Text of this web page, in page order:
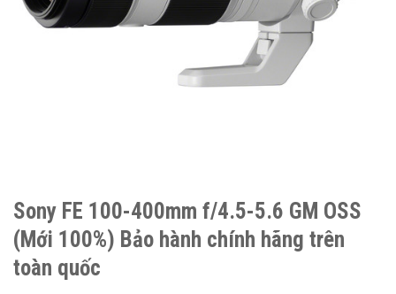
Sony FE 100-400mm f/4.5-5.6 GM OSS
(Mới 100%) Bảo hành chính hãng trên
toàn quốc